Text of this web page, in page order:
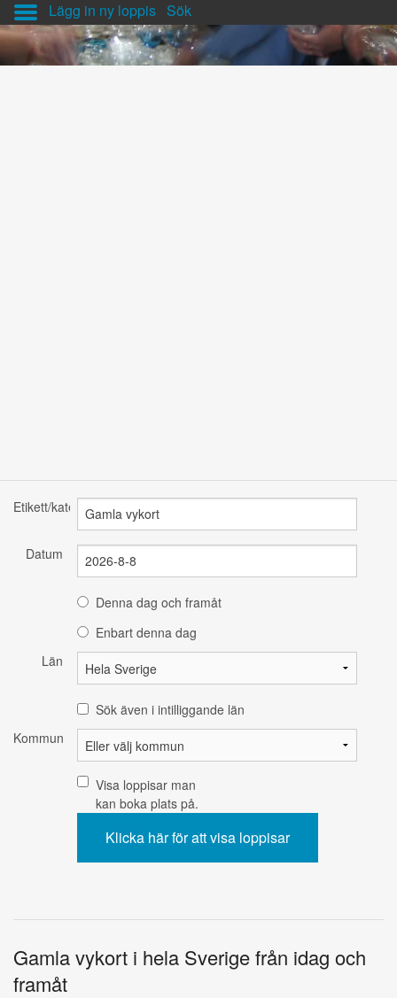
Lägg in ny loppis Sök
Etikett/kategori
Datum
Denna dag och framåt
Enbart denna dag
Län
Sök även i intilliggande län
Kommun
Visa loppisar man
kan boka plats på.
Gamla vykort i hela Sverige från idag och
framåt